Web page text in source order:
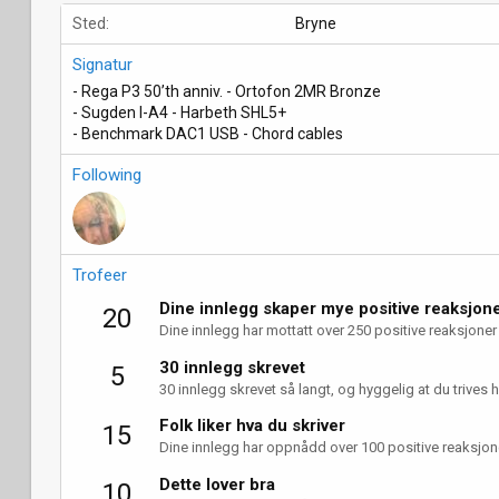
Sted Bryne
Signatur
- Rega P3 50’th anniv. - Ortofon 2MR Bronze
- Sugden I-A4 - Harbeth SHL5+
- Benchmark DAC1 USB - Chord cables
Following
Trofeer
20 Dine innlegg skaper mye positive
Dine innlegg har mottatt over 250 positive reaksjoner
5 30 innlegg skrevet
30 innlegg skrevet så langt, og hyggelig at du trives
15 Folk liker hva du skriver
Dine innlegg har oppnådd over 100 positive
Dette lover bra